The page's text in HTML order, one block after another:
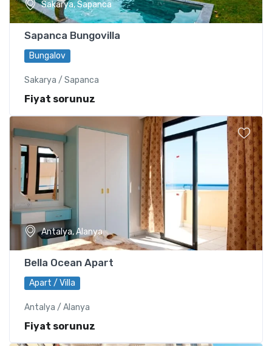
Sakarya, Sapanca
Sapanca Bungovilla
Bungalov
Sakarya / Sapanca
Fiyat sorunuz
Antalya, Alanya
Bella Ocean Apart
Apart / Villa
Antalya / Alanya
Fiyat sorunuz